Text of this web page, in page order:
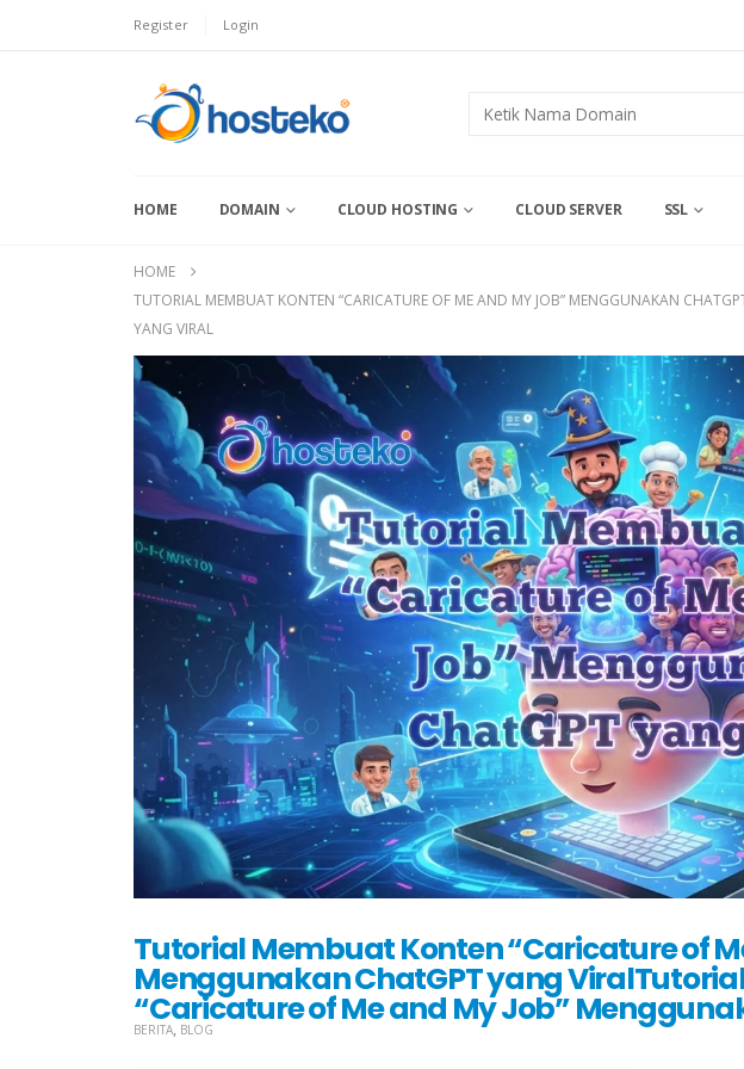
Register Login
HOME DOMAIN CLOUD HOSTING CLOUD SERVER SSL
HOME
TUTORIAL MEMBUAT KONTEN “CARICATURE OF ME AND MY JOB” MENGGUNAKAN
YANG VIRAL
Tutorial Membuat Konten “Caricature of
Menggunakan ChatGPT yang
“Caricature of Me and My Job”
BERITA, BLOG